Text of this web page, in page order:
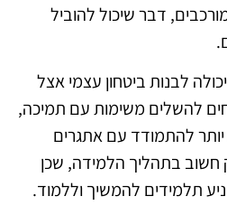
דבר שיכול להוביל
לבנות ביטחון עצמי אצל
להשלים משימות עם תמיכה,
יותר להתמודד עם אתגרים
חשוב בתהליך הלמידה, שכן
תלמידים להמשיך וללמוד.